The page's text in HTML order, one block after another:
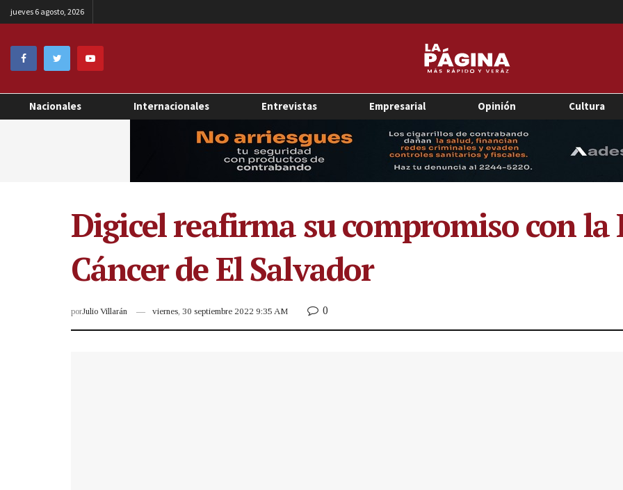
jueves 6 agosto, 2026
Nacionales Internacionales Entrevistas Empresarial Opinión Cultura
Digicel reafirma su compromiso con la
Cáncer de El Salvador
porJulio Villarán viernes, 30 septiembre 2022 9:35 AM 0